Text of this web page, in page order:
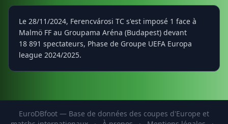
Le 28/11/2024, Ferencvárosi TC s'est imposé 1 face à
Malmö FF au Groupama Aréna (Budapest) devant
18 891 spectateurs, Phase de Groupe UEFA Europa
league 2024/2025.
EuroDBfoot — Base de données des coupes d'Europe et